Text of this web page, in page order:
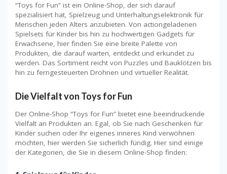
“Toys for Fun” ist ein Online-Shop, der sich darauf
spezialisiert hat, Spielzeug und Unterhaltungselektronik für
Menschen jeden Alters anzubieten. Von actiongeladenen
Spielsets für Kinder bis hin zu hochwertigen Gadgets für
Erwachsene, hier finden Sie eine breite Palette von
Produkten, die darauf warten, entdeckt und erkundet zu
werden. Das Sortiment reicht von Puzzles und Bauklötzen bis
hin zu ferngesteuerten Drohnen und virtueller Realität.
Die Vielfalt von Toys for Fun
Der Online-Shop “Toys for Fun” bietet eine beeindruckende
Vielfalt an Produkten an. Egal, ob Sie nach Geschenken für
Kinder suchen oder Ihr eigenes inneres Kind verwöhnen
möchten, hier werden Sie sicherlich fündig. Hier sind einige
der Kategorien, die Sie in diesem Online-Shop finden: